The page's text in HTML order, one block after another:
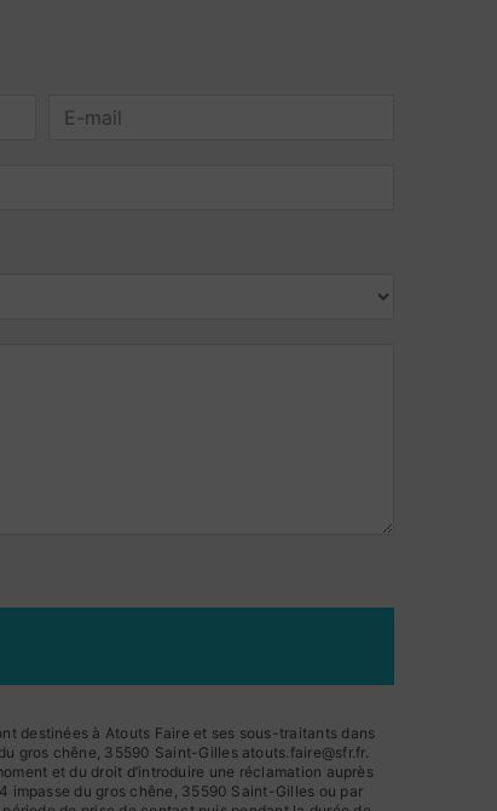
destinées à Atouts Faire et ses sous-traitants dans
gros chêne, 35590 Saint-Gilles atouts.faire@sfr.fr.
et du droit d’introduire une réclamation auprès
impasse du gros chêne, 35590 Saint-Gilles ou par